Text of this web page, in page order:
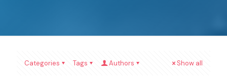
Categories Tags Authors Show all